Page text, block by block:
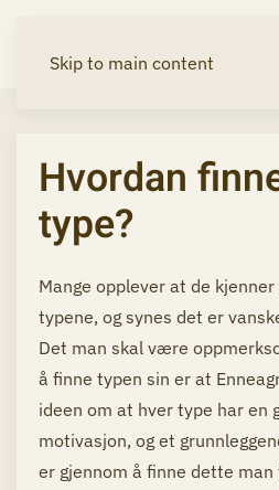
Skip to main content
Hvordan
type?
Mange opplever at de
typene, og synes det er
Det man skal være
å finne typen sin er at
ideen om at hver type har en
motivasjon, og et
er gjennom å finne dette man